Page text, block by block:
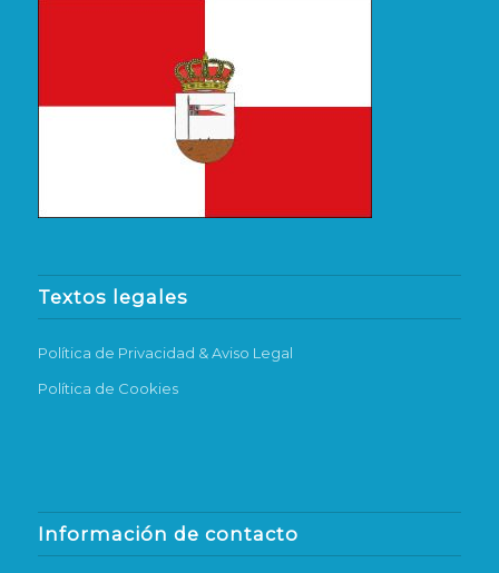
Textos legales
Política de Privacidad & Aviso Legal
Política de Cookies
Información de contacto